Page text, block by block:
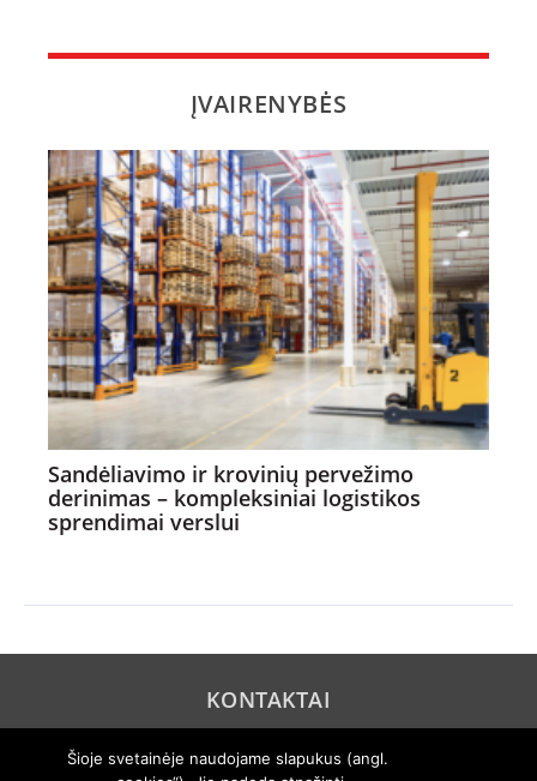
ĮVAIRENYBĖS
Sandėliavimo ir krovinių pervežimo
derinimas – kompleksiniai logistikos
sprendimai verslui
KONTAKTAI
Šioje svetainėje naudojame slapukus (angl.